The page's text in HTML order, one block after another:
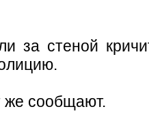
за стеной
же сообщают.